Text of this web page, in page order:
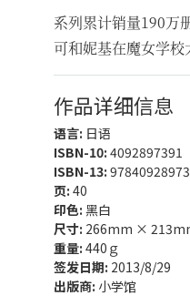
系列累计销量190万
可和妮基在魔女学校
作品详细信息
语言: 日语
ISBN-10: 4092897391
ISBN-13:
页: 40
印色: 黑白
尺寸: 266mm ×
重量: 440ｇ
签发日期: 2013/8/29
出版商: 小学馆